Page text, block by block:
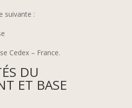
suivante :
Cedex – France.
DU
ET BASE